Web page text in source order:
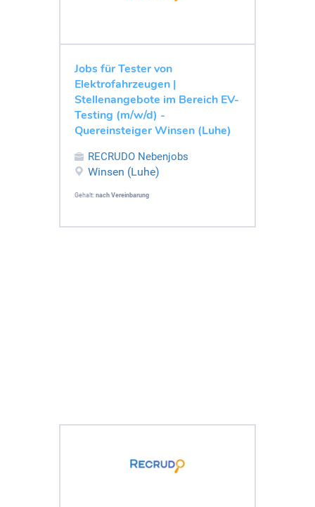
Jobs für Tester von
Elektrofahrzeugen |
Stellenangebote im Bereich EV-
Testing (m/w/d) -
Quereinsteiger Winsen (Luhe)
RECRUDO Nebenjobs
Winsen (Luhe)
Gehalt: nach Vereinbarung